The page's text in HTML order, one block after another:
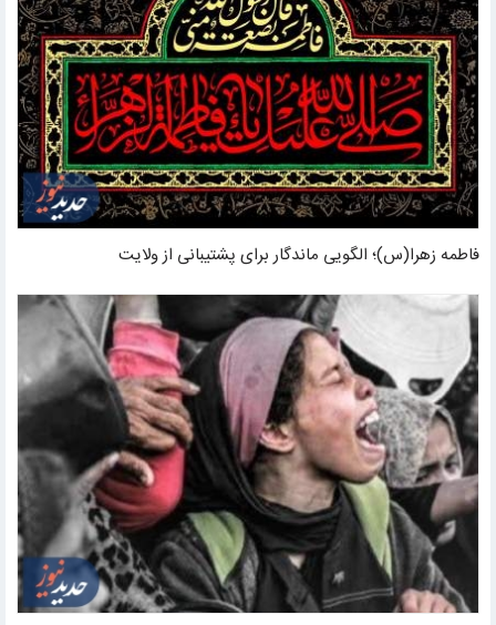
فاطمه زهرا(س)؛ الگویی ماندگار برای پشتیبانی از ولایت